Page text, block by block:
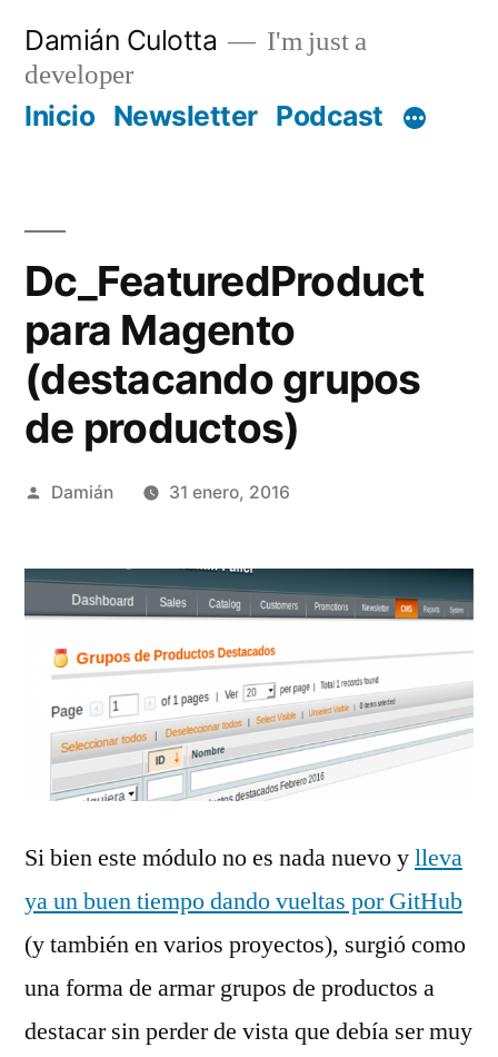
contenido
Damián Culotta
I'm just a
developer
Inicio Newsletter Podcast
Dc_FeaturedProduct
para Magento
(destacando grupos
de productos)
Publicado
Damián 31 enero, 2016
Si bien este módulo no es nada nuevo ylleva
ya un buen tiempo dando vueltas por GitHub
(y también en varios proyectos), surgió como
una forma de armar grupos de productos a
destacar sin perder de vista que debía ser muy